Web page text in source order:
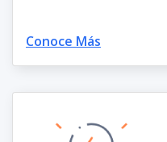
Conoce Más